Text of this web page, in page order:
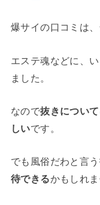
爆サイの口コミは
エステ魂などに、
ました。
なので抜きについ
しいです。
でも風俗だわと言う
待できるかもしれま